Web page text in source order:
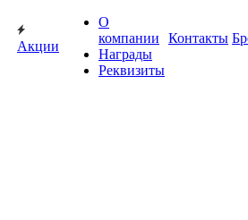
Акции
О
компании
Награды
Реквизиты
Контакты